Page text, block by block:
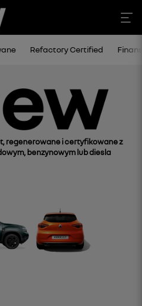
Refactory Certified
regenerowane i certyfikowane z
benzynowym lub diesla